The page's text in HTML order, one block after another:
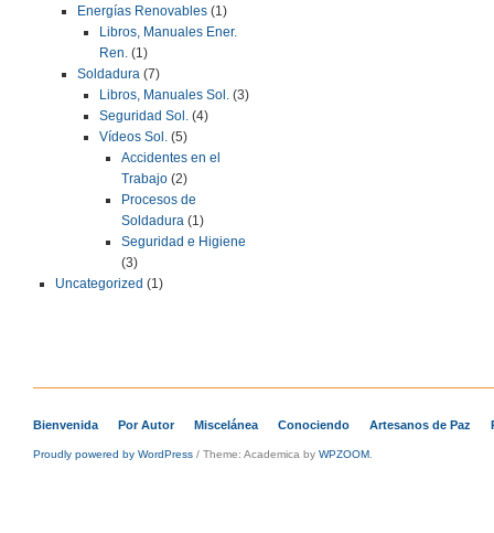
Energías Renovables (1)
Libros, Manuales Ener.
Ren. (1)
Soldadura (7)
Libros, Manuales Sol. (3)
Seguridad Sol. (4)
Vídeos Sol. (5)
Accidentes en el
Trabajo (2)
Procesos de
Soldadura (1)
Seguridad e Higiene
(3)
Uncategorized (1)
Bienvenida Por Autor Miscelánea Conociendo Artesanos de Paz
Proudly powered by WordPress / Theme: Academica by WPZOOM.